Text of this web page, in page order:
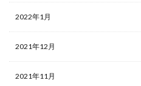
2022年1月
2021年12月
2021年11月